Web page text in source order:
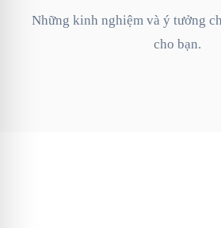
Những kinh nghiệm và ý tưởng
cho bạn.